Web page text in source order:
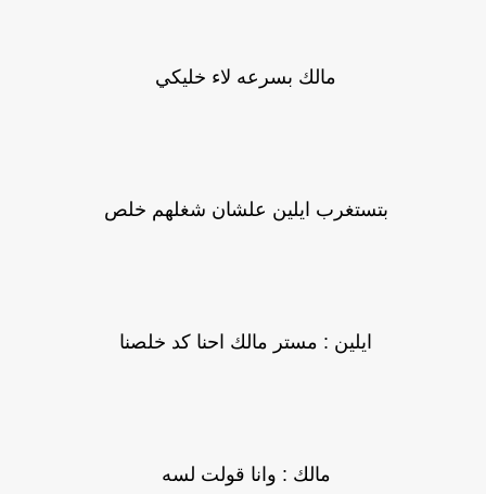
مالك بسرعه لاء خليكي
بتستغرب ايلين علشان شغلهم خلص
ايلين : مستر مالك احنا كد خلصنا
مالك : وانا قولت لسه